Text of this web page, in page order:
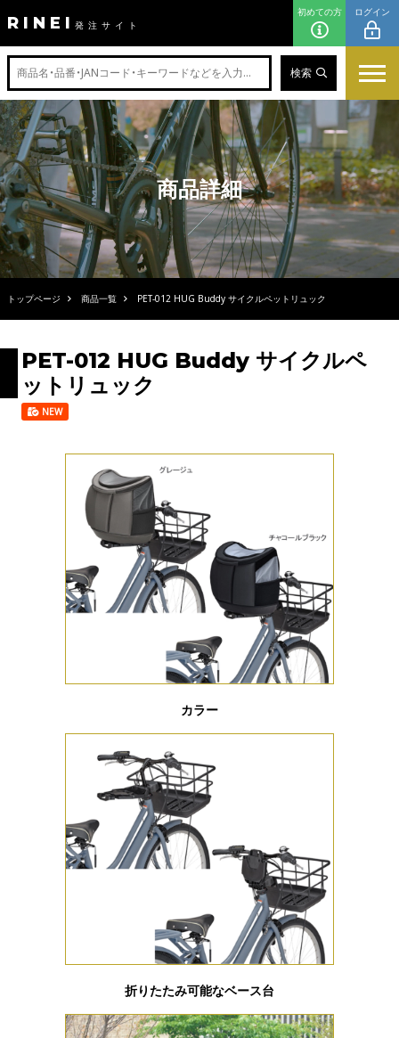
RINEI 発注サイト
初めての方 ログイン
検索
商品詳細
トップページ 商品一覧 PET-012 HUG Buddy サイクルペットリュック
PET-012 HUG Buddy サイクルペ
ットリュック
NEW
カラー
折りたたみ可能なベース台